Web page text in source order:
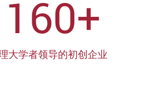
160+
大学者领导的初创企业